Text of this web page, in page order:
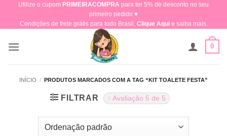
content
Utilize o cupom PRIMEIRACOMPRA para ter 5% de desconto no seu
primeiro pedido ♥​
Condições de frete grátis para todo Brasil, Clique Aquie saiba mais.
0
INÍCIO / PRODUTOS MARCADOS COM A TAG “KIT TOALETE FESTA”
FILTRAR Avaliação 5 de 5